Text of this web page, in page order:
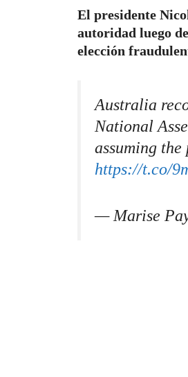
El presidente
autoridad luego
elección
Australia
National
assuming
https://t.co/
— Marise